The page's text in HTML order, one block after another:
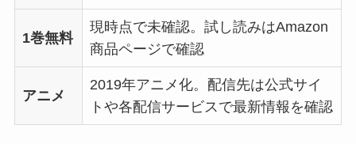
1巻無料
現時点で未確認。試し読みはAmazon
商品ページで確認
アニメ
2019年アニメ化。配信先は公式サイ
トや各配信サービスで最新情報を確認